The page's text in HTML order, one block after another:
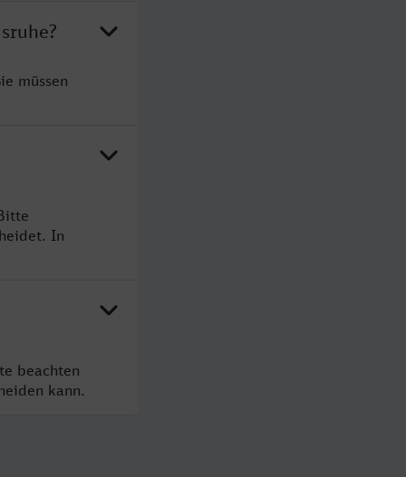
müssen
In
beachten
kann.